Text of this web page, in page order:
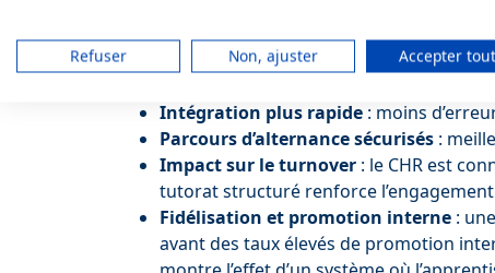
Pourquoi ça compte
Le permis de former n’est pas un “papier”.
Intégration plus rapide : moins
Parcours d’alternance sécurisés :
Impact sur le turnover : le CHR est
tutorat structuré renforce
Fidélisation et promotion interne :
avant des taux élevés de promotion
Refuser Non, ajuster Accepter tout